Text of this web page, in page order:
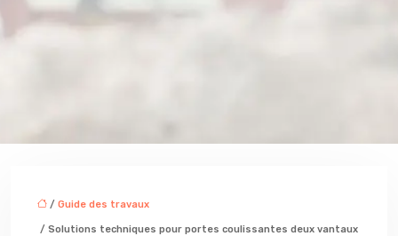
/ Guide des travaux
/ Solutions techniques pour portes coulissantes deux vantaux